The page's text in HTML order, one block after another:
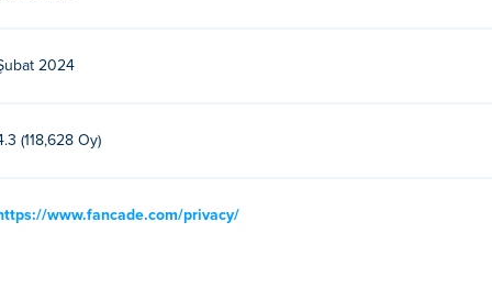
miktarı. Her yükseltmede azalır, ancak maksimum
2024
(118,628 Oy)
www.fancade.com/privacy/